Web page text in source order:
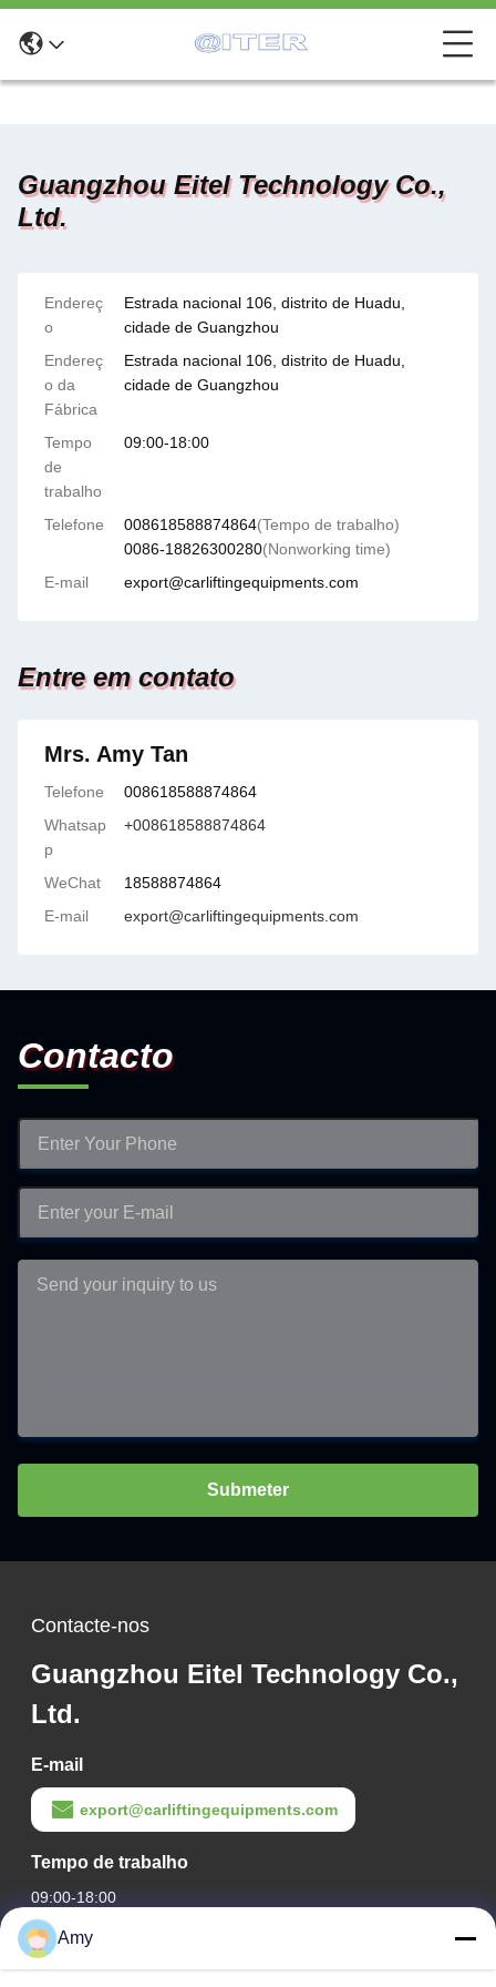
Guangzhou Eitel Technology Co.,
Ltd.
Endereç
o
Estrada nacional 106, distrito de Huadu,
cidade de Guangzhou
Endereç
o da
Fábrica
Estrada nacional 106, distrito de Huadu,
cidade de Guangzhou
Tempo
de
trabalho
09:00-18:00
Telefone 008618588874864(Tempo de trabalho)
0086-18826300280(Nonworking time)
E-mail
export@carliftingequipments.com
Entre em contato
Mrs. Amy Tan
Telefone
008618588874864
Whatsap
p
+008618588874864
WeChat
18588874864
E-mail
export@carliftingequipments.com
Contacto
Submeter
Contacte-nos
Guangzhou Eitel Technology Co.,
Ltd.
E-mail
export@carliftingequipments.com
Tempo de trabalho
09:00-18:00
O nosso endereço
Amy